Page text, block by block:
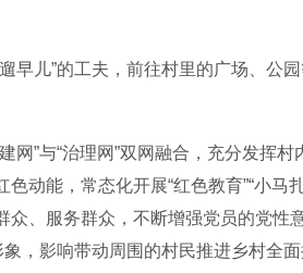
遛早儿”的工夫，前往村里的广场、公
网”与“治理网”双网融合，充分发挥村
动能，常态化开展“红色教育”“小马
、服务群众，不断增强党员的党性
，影响带动周围的村民推进乡村全